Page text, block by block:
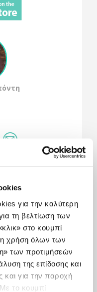
για την καλύτερη
τη βελτίωση των
στο κουμπί
χρήση όλων των
των προτιμήσεών
της επίδοσης και
και για την παροχή
το κουμπί
μαθητές
μνήμης και
μαθαίνουν
διάφορων ζώων.
και ποιοτικά τα